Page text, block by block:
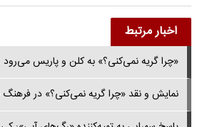
اخبار مرتبط
«چرا گریه نمی‌کنی؟» به کلن و پاریس می‌رود
نمایش و نقد «چرا گریه نمی‌کنی؟» در فرهنگ